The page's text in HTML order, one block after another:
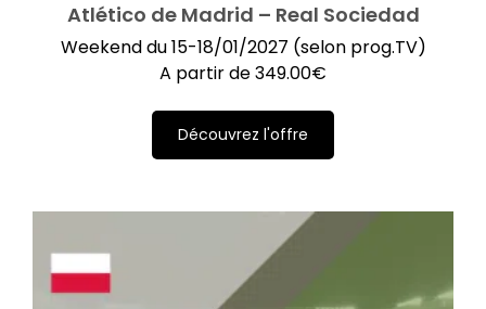
Atlético de Madrid – Real Sociedad
Weekend du 15-18/01/2027 (selon prog.TV)
A partir de349.00€
Découvrez l'offre